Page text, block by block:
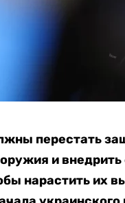
перестать
и
нарастить их